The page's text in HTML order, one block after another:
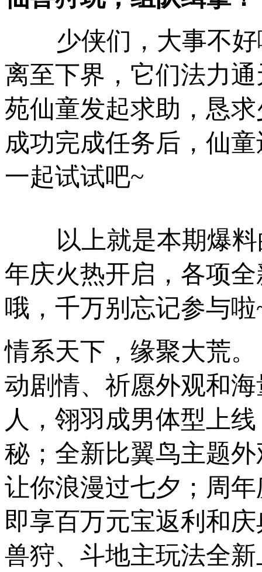
少侠们，大事不好
离至下界，它们法力
苑仙童发起求助，恳
成功完成任务后，仙
一起试试吧~
以上就是本期爆料
年庆火热开启，各项
哦，千万别忘记参与啦
情系天下，缘聚大荒
动剧情、祈愿外观和
人，翎羽成男体型上
秘；全新比翼鸟主题
让你浪漫过七夕；周
即享百万元宝返利和
兽狩、斗地主玩法全